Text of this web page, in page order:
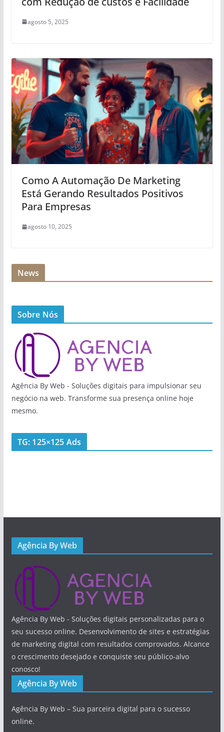
agosto 5, 2025
Como A Automação De Marketing
Está Gerando Resultados Positivos
Para Empresas
agosto 10, 2025
News
Sobre Nós
Agência By Web - Soluções digitais para impulsionar seu
negócio na web. Transforme sua presença online hoje
mesmo.
TG: 125×125 Ads
Agência By Web
Agência By Web - Soluções digitais personalizadas para o
seu sucesso online. Desenvolvimento de sites e estratégias
de marketing digital com resultados comprovados. Alcance
o crescimento desejado e conquiste seu público-alvo
conosco!
Agência By Web
Agência By Web – Sua parceira digital para o sucesso
online.